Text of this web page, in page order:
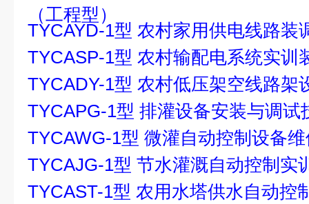
（工程型）
TYCAYD-1型 农村家用供电线路装
TYCASP-1型 农村输配电系统实训
TYCADY-1型 农村低压架空线路架
TYCAPG-1型 排灌设备安装与调试
TYCAWG-1型 微灌自动控制设备
TYCAJG-1型 节水灌溉自动控制实
TYCAST-1型 农用水塔供水自动控